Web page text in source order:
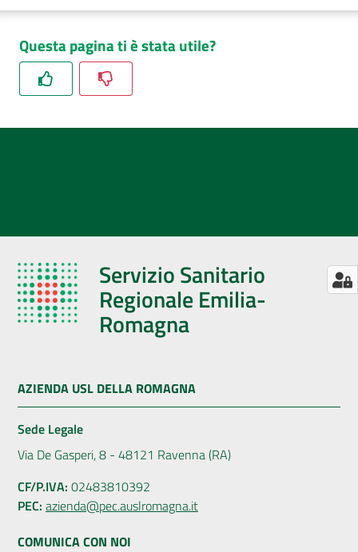
Questa pagina ti è stata utile?
Servizio Sanitario
Regionale Emilia-
Romagna
AZIENDA USL DELLA ROMAGNA
Sede Legale
Via De Gasperi, 8 - 48121 Ravenna (RA)
CF/P.IVA: 02483810392
PEC: azienda@pec.auslromagna.it
COMUNICA CON NOI